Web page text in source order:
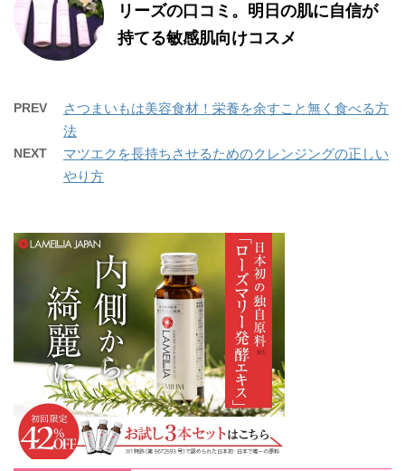
リーズの口コミ。明日の肌に自信が
持てる敏感肌向けコスメ
PREV
さつまいもは美容食材！栄養を余すこと無く食べる方
法
NEXT
マツエクを長持ちさせるためのクレンジングの正しい
やり方